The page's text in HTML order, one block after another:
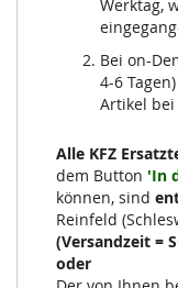
Werktag,
Bei on-
4-6
Artikel
Alle KFZ
dem Button 'In
können, sind
Reinfeld
(Versandzeit =
oder